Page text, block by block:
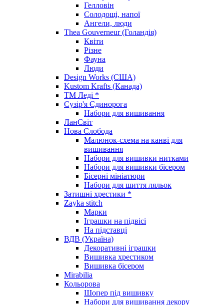
Гелловін
Солодощі, напої
Ангели, люди
Thea Gouverneur (Голандія)
Квіти
Різне
Фауна
Люди
Design Works (США)
Kustom Krafts (Канада)
ТМ Леді *
Сузір'я Єдинорога
Набори для вишивання
ЛанСвіт
Нова Слобода
Малюнок-схема на канві для
вишивання
Набори для вишивки нитками
Набори для вишивки бісером
Бісерні мініатюри
Набори для шиття ляльок
Затишні хрестики *
Zayka stitch
Марки
Іграшки на підвісі
На підставці
ВДВ (Україна)
Декоративні іграшки
Вишивка хрестиком
Вишивка бісером
Mirabilia
Кольорова
Шопер під вишивку
Набори для вишивання декору